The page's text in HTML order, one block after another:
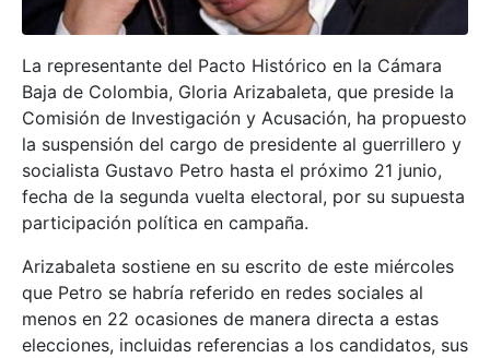
La representante del Pacto Histórico en la Cámara
Baja de Colombia, Gloria Arizabaleta, que preside la
Comisión de Investigación y Acusación, ha propuesto
la suspensión del cargo de presidente al guerrillero y
socialista Gustavo Petro hasta el próximo 21 junio,
fecha de la segunda vuelta electoral, por su supuesta
participación política en campaña.
Arizabaleta sostiene en su escrito de este miércoles
que Petro se habría referido en redes sociales al
menos en 22 ocasiones de manera directa a estas
elecciones, incluidas referencias a los candidatos, sus